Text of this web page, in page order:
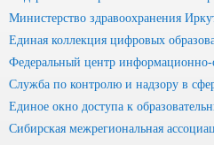
Министерство здравоохранения
Единая коллекция цифровых
Федеральный центр информационно-
Служба по контролю и надзору в
Единое окно доступа к
Сибирская межрегиональная